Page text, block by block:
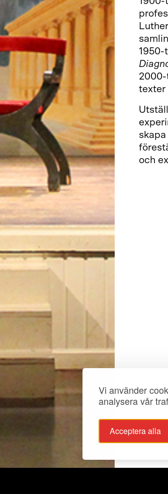
Vi använder
analysera vår
Acceptera alla
1950-
texter
och